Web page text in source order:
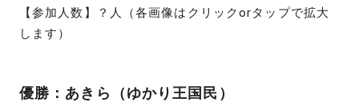
【参加人数】？人（各画像はクリックorタップで拡大
します）
優勝：あきら（ゆかり王国民）